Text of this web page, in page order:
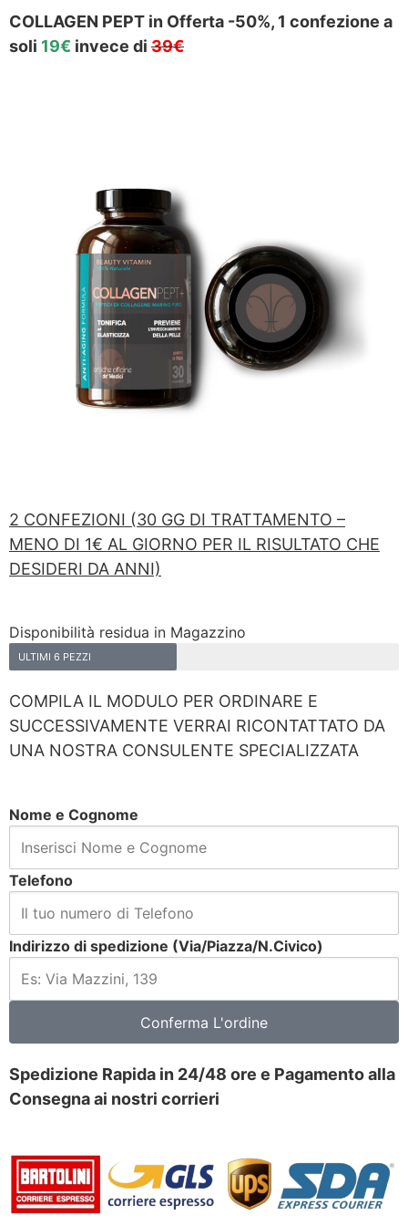
COLLAGEN PEPT in Offerta -50%, 1 confezione a
soli 19€ invece di 39€
2 CONFEZIONI (30 GG DI TRATTAMENTO –
MENO DI 1€ AL GIORNO PER IL RISULTATO CHE
DESIDERI DA ANNI)
Disponibilità residua in Magazzino
ULTIMI 6 PEZZI
COMPILA IL MODULO PER ORDINARE E
SUCCESSIVAMENTE VERRAI RICONTATTATO DA
UNA NOSTRA CONSULENTE SPECIALIZZATA
Nome e Cognome
Telefono
Indirizzo di spedizione (Via/Piazza/N.Civico)
Conferma L'ordine
Spedizione Rapida in 24/48 ore e Pagamento alla
Consegna ai nostri corrieri